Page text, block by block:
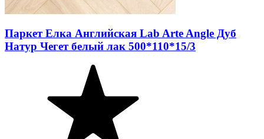
Паркет Елка Английская Lab Arte Angle Дуб
Натур Чегет белый лак 500*110*15/3